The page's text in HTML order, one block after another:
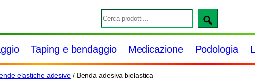
S
e
a
r
c
Taping e bendaggio Medicazione Podologia
elastiche adesive/ Benda adesiva bielastica